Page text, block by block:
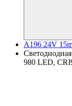
A196 24V
980 LED,